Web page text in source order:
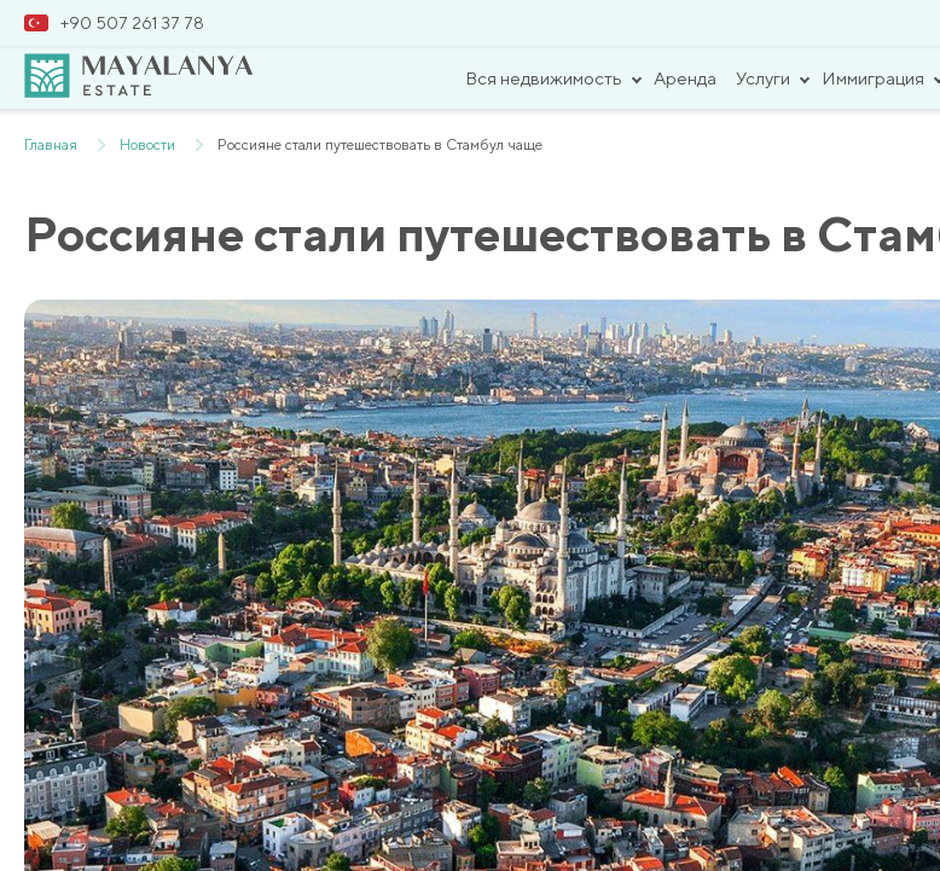
+90 507 261 37 78
Вся недвижимость Аренда Услуги Иммиграция
Главная Новости Россияне стали путешествовать в Стамбул чаще
Россияне стали путешествовать в